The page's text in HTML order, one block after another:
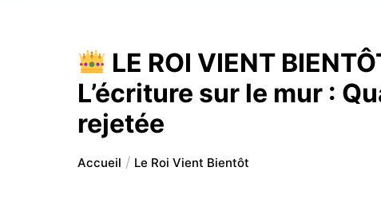
LE ROI VIENT
L’écriture sur le mur :
rejetée
Accueil Le Roi Vient Bientôt